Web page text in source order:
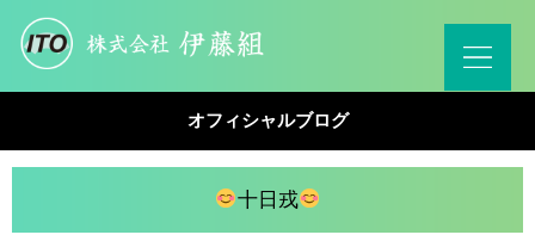
オフィシャルブログ
十日戎